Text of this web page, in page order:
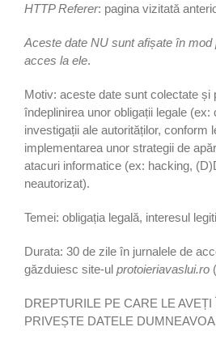
HTTP Referer: pagina vizitată
Aceste date NU sunt afișate în mod
acces la ele.
Motiv: aceste date sunt colectate și
îndeplinirea unor obligații legale (ex:
investigații ale autorităților, conform
implementarea unor strategii de
atacuri informatice (ex: hacking,
neautorizat).
Temei: obligația legală, interesul
Durata: 30 de zile în jurnalele de
găzduiesc site-ul protoieriavaslui.ro
DREPTURILE PE CARE LE AVEȚI
PRIVEȘTE DATELE